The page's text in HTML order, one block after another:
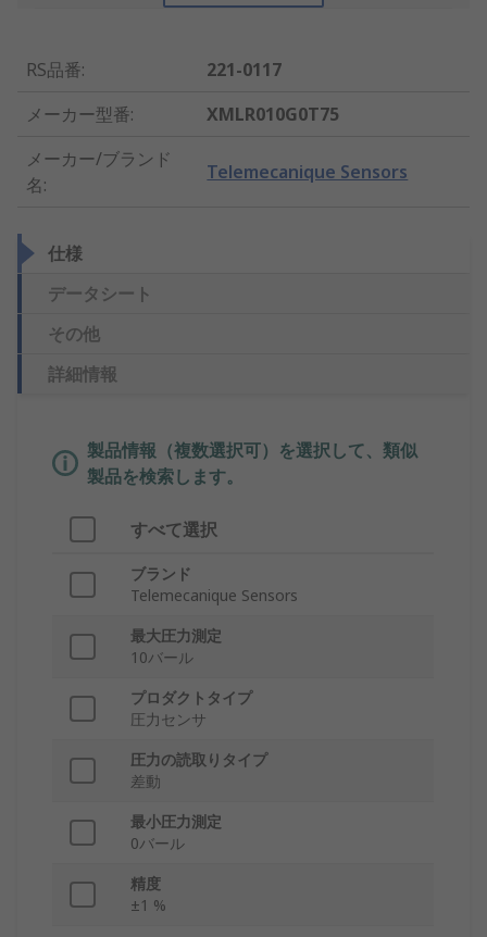
RS品番:
221-0117
メーカー型番:
XMLR010G0T75
メーカー/ブランド
名:
Telemecanique Sensors
仕様
データシート
その他
詳細情報
製品情報（複数選択可）を選択して、類似
製品を検索します。
すべて選択
ブランド
Telemecanique Sensors
最大圧力測定
10バール
プロダクトタイプ
圧力センサ
圧力の読取りタイプ
差動
最小圧力測定
0バール
精度
±1 %